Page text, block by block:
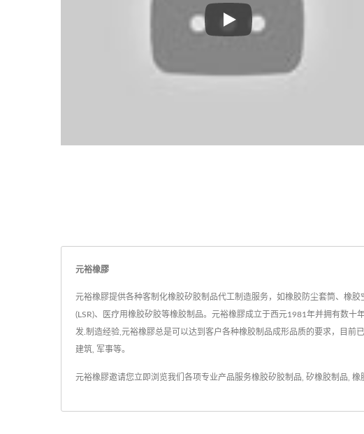
生产设备
元裕橡膠
元裕橡膠提供各种客制化橡胶矽胶制品代工制造服务，如橡胶防尘套筒、橡
(LSR)、医疗用橡胶矽胶等橡胶制品。元裕橡膠成立于西元1981年并拥有数
发.制造经验,元裕橡膠总是可以达到客户各种橡胶制品成形品质的要求，目前
建筑, 军事等。
元裕橡膠邀请您立即浏览我们各项专业产品服务橡胶矽胶制品 矽橡胶制品 橡